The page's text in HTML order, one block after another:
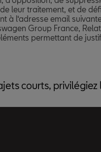
courts,